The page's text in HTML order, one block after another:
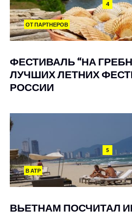
4
ОТ ПАРТНЕРОВ
ФЕСТИВАЛЬ “НА
ЛУЧШИХ ЛЕТНИХ
РОССИИ
5
В АТР
ВЬЕТНАМ ПОСЧИТАЛ